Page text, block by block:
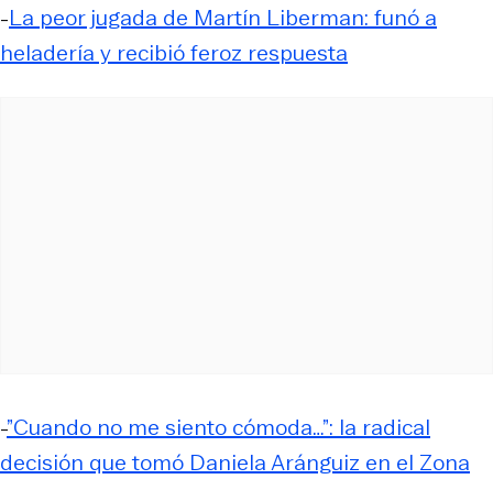
-La peor jugada de Martín Liberman: funó a
heladería y recibió feroz respuesta
-”Cuando no me siento cómoda…”: la radical
decisión que tomó Daniela Aránguiz en el Zona